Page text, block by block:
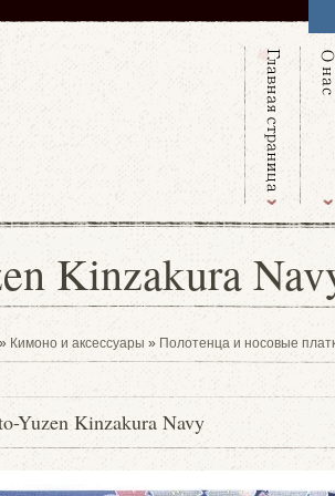
Kinzakura
Кимоно и аксессуары » Полотенца и носовые
Yuzen Kinzakura Navy